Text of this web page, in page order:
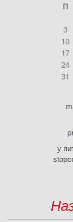
П
3
10
17
24
31
у